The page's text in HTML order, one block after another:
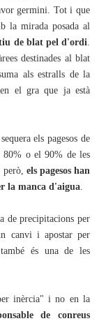
germini. Tot i que
la mirada posada al
de blat pel d'ordi
destinades al blat
als estralls de la
el gra que ja està
els pagesos de
80% o el 90% de les
però, els pagesos han
la manca d'aigua
de precipitacions per
canvi i apostar per
és una de les
inèrcia" i no en la
de conreus